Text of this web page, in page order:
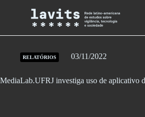
RELATÓRIOS 03/11/2022
MediaLab.UFRJ investiga uso de aplicativo